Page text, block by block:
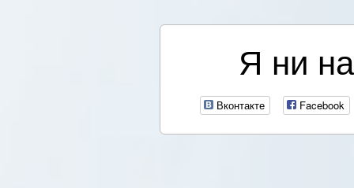
Я ни
Вконтакте Facebook